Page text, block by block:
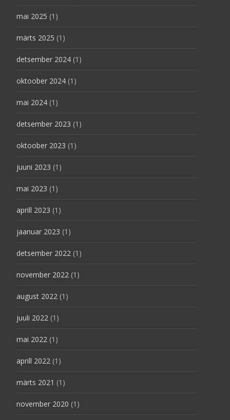
mai 2025 (1)
märts 2025 (1)
detsember 2024 (1)
oktoober 2024 (1)
mai 2024 (1)
detsember 2023 (1)
oktoober 2023 (1)
juuni 2023 (1)
mai 2023 (1)
aprill 2023 (1)
jaanuar 2023 (1)
detsember 2022 (1)
november 2022 (1)
august 2022 (1)
juuli 2022 (1)
mai 2022 (1)
aprill 2022 (1)
märts 2021 (1)
november 2020 (1)